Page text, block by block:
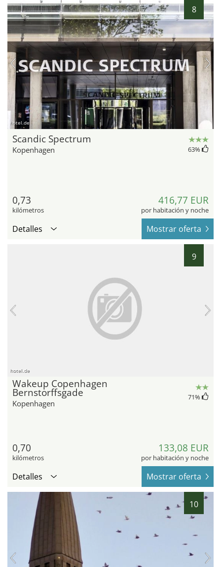
8
hotel.de
Scandic Spectrum
Kopenhagen 63%
0,73
kilómetros
416,77 EUR
por habitación y noche
Detalles Mostrar oferta
9
hotel.de
Wakeup Copenhagen
Bernstorffsgade
Kopenhagen
71%
0,70
kilómetros
133,08 EUR
por habitación y noche
Detalles Mostrar oferta
10